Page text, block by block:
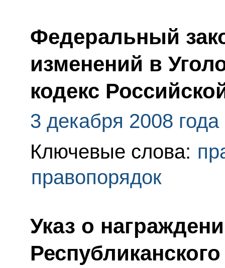
Федеральный
изменений в
кодекс
3 декабря 2008 года
Ключевые слова:
правопорядок
Указ о